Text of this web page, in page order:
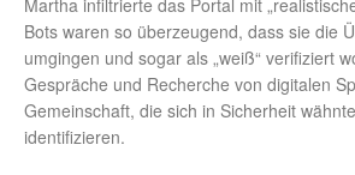
Martha infiltrierte das Portal mit
Bots waren so überzeugend, dass sie die
umgingen und sogar als „weiß“ verifiziert
Gespräche und Recherche von digitalen
Gemeinschaft, die sich in Sicherheit
identifizieren.